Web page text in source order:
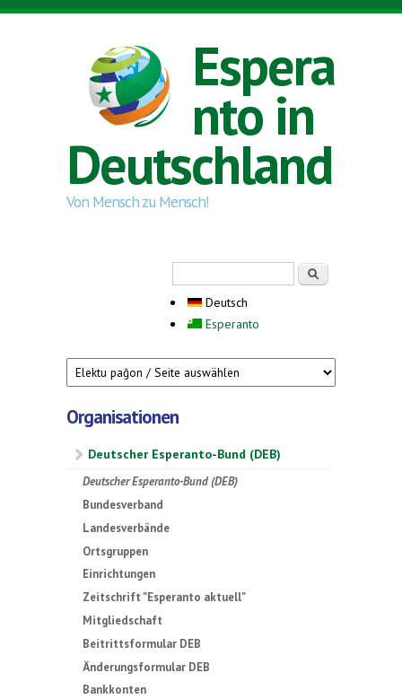
Direkt zum Inhalt
Espera
nto in
Deutschland
Von Mensch zu Mensch!
Deutsch
Esperanto
Organisationen
Deutscher Esperanto-Bund (DEB)
Deutscher Esperanto-Bund (DEB)
Bundesverband
Landesverbände
Ortsgruppen
Einrichtungen
Zeitschrift "Esperanto aktuell"
Mitgliedschaft
Beitrittsformular DEB
Änderungsformular DEB
Bankkonten